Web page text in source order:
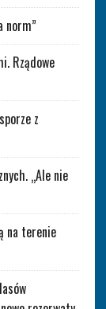
norm”
Rządowe
z
„Ale nie
na terenie